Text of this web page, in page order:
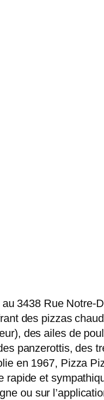
3438 Rue Notre-
des pizzas
des ailes de
panzerottis, des
en 1967, Pizza
rapide et
ou sur